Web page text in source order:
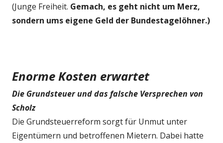
(Junge Freiheit. Gemach, es geht nicht um Merz,
sondern ums eigene Geld der Bundestagelöhner.)
Enorme Kosten erwartet
Die Grundsteuer und das falsche Versprechen von
Scholz
Die Grundsteuerreform sorgt für Unmut unter
Eigentümern und betroffenen Mietern. Dabei hatte